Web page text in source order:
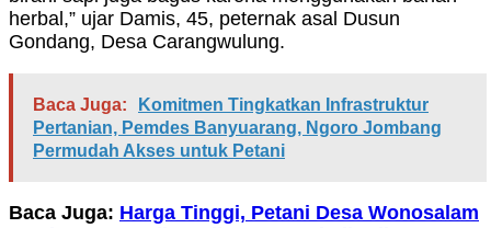
herbal,” ujar Damis, 45, peternak asal Dusun
Gondang, Desa Carangwulung.
Baca Juga:
Komitmen Tingkatkan Infrastruktur
Pertanian, Pemdes Banyuarang, Ngoro Jombang
Permudah Akses untuk Petani
Baca Juga: Harga Tinggi, Petani Desa Wonosalam